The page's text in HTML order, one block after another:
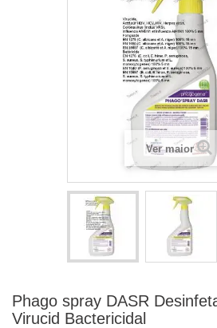
Ver maior
Phago spray DASR
Virucid Bactericidal